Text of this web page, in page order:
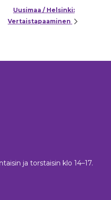
Uusimaa / Helsinki:
Vertaistapaaminen
ja torstaisin klo 14–17.